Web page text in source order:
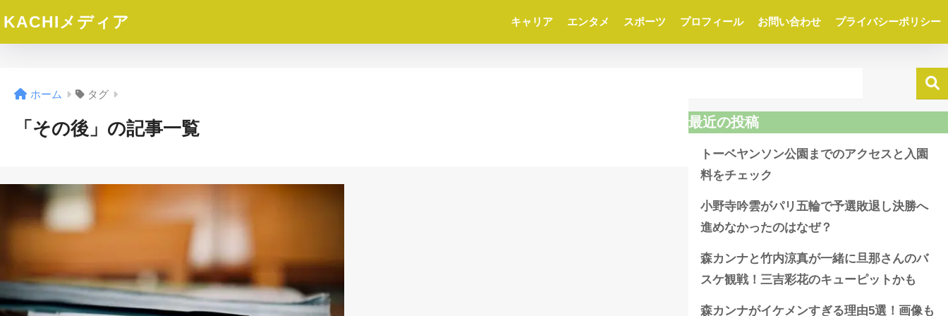
KACHIメディア キャリア エンタメ スポーツ プロフィール お問い合わせ プライバシーポリシー
ホーム タグ
「その後」の記事一覧 最近の投稿
トーベヤンソン公園までのアクセスと入園
料をチェック
小野寺吟雲がパリ五輪で予選敗退し決勝へ
進めなかったのはなぜ？
森カンナと竹内涼真が一緒に旦那さんのバ
スケ観戦！三吉彩花のキューピットかも
森カンナがイケメンすぎる理由5選！画像も